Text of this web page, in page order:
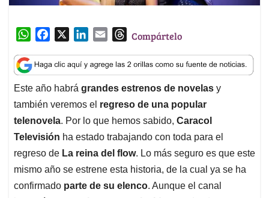
W
a
t
s
A
p
p
c
e
b
o
o
k
n
k
e
d
I
n
a
i
l
T
r
e
a
d
s
Compártelo
Este año habrá grandes estrenos de novelas y
también veremos el regreso de una popular
telenovela. Por lo que hemos sabido, Caracol
Televisión ha estado trabajando con toda para el
regreso de La reina del flow. Lo más seguro es que este
mismo año se estrene esta historia, de la cual ya se ha
confirmado parte de su elenco. Aunque el canal